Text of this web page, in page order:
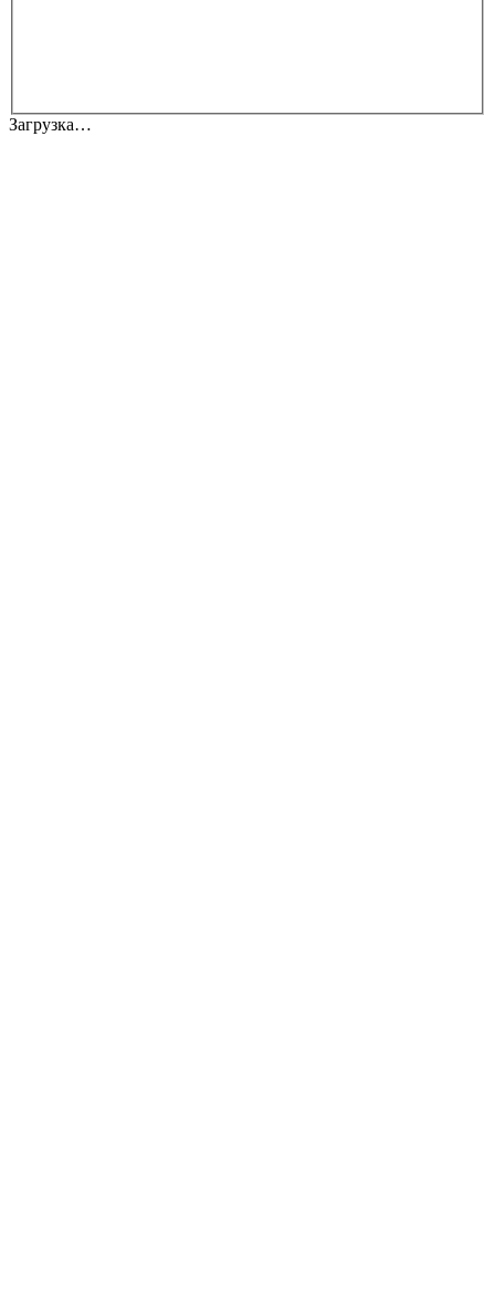
Загрузка…